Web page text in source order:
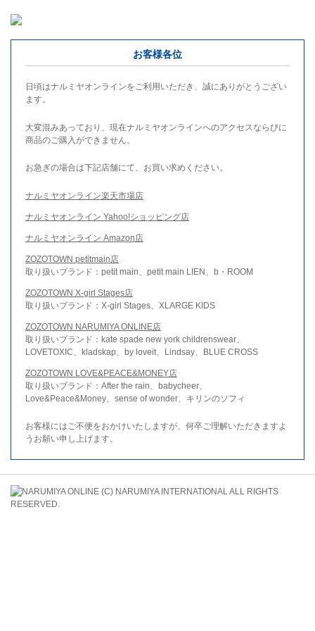
お客様各位
日頃はナルミヤオンラインをご利用いただき、誠にありがとうござい
ます。
大変混みあっており、現在ナルミヤオンラインへのアクセスならびに
商品のご購入ができません。
お急ぎの場合は下記店舗にて、お買い求めください。
ナルミヤオンライン楽天市場店
ナルミヤオンライン Yahoo!ショッピング店
ナルミヤオンライン Amazon店
ZOZOTOWN petitmain店
取り扱いブランド：petit main、petit main LIEN、b・ROOM
ZOZOTOWN X-girl Stages店
取り扱いブランド：X-girl Stages、XLARGE KIDS
ZOZOTOWN NARUMIYA ONLINE店
取り扱いブランド：kate spade new york childrenswear、
LOVETOXIC、kladskap、by loveit、Lindsay、BLUE CROSS
ZOZOTOWN LOVE&PEACE&MONEY店
取り扱いブランド：After the rain、babycheer、
Love&Peace&Money、sense of wonder、キリンのソフィ
お客様にはご不便をおかけいたしますが、何卒ご理解いただきますよ
うお願い申し上げます。